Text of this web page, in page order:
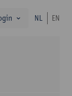
NL EN